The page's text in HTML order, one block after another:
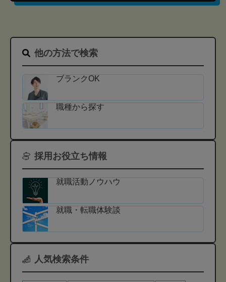
他の方法で検索
ブランクOK
職種から探す
採用お役立ち情報
就職活動ノウハウ
就職・転職体験談
人気検索条件